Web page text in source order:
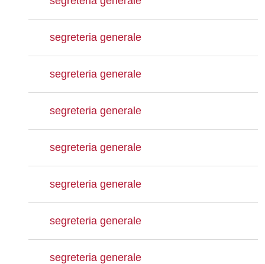
segreteria generale
segreteria generale
segreteria generale
segreteria generale
segreteria generale
segreteria generale
segreteria generale